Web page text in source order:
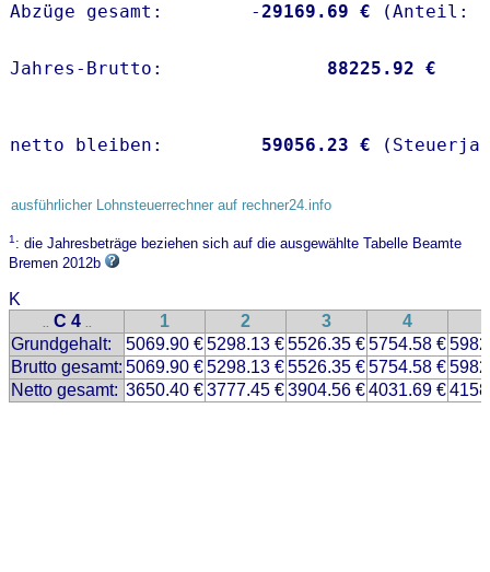
Abzüge gesamt:        -29169.69 €
Jahres-Brutto: 88225.92 €
netto bleiben: 59056.23 €
ausführlicher Lohnsteuerrechner auf rechner24.info
1: die Jahresbeträge beziehen sich auf die ausgewählte Tabelle Beamte
Bremen 2012b
K
.. C 4 .. 1 2 3 4
Grundgehalt:
5069.90 €5298.13 €5526.35 €5754.58 €
Brutto gesamt: 5069.90 €5298.13 €5526.35 €5754.58 €
Netto gesamt: 3650.40 €3777.45 €3904.56 €4031.69 €